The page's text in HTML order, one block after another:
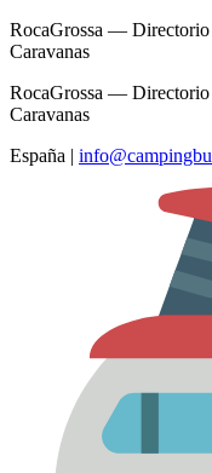
RocaGrossa — Directorio
Caravanas
RocaGrossa — Directorio
Caravanas
España |